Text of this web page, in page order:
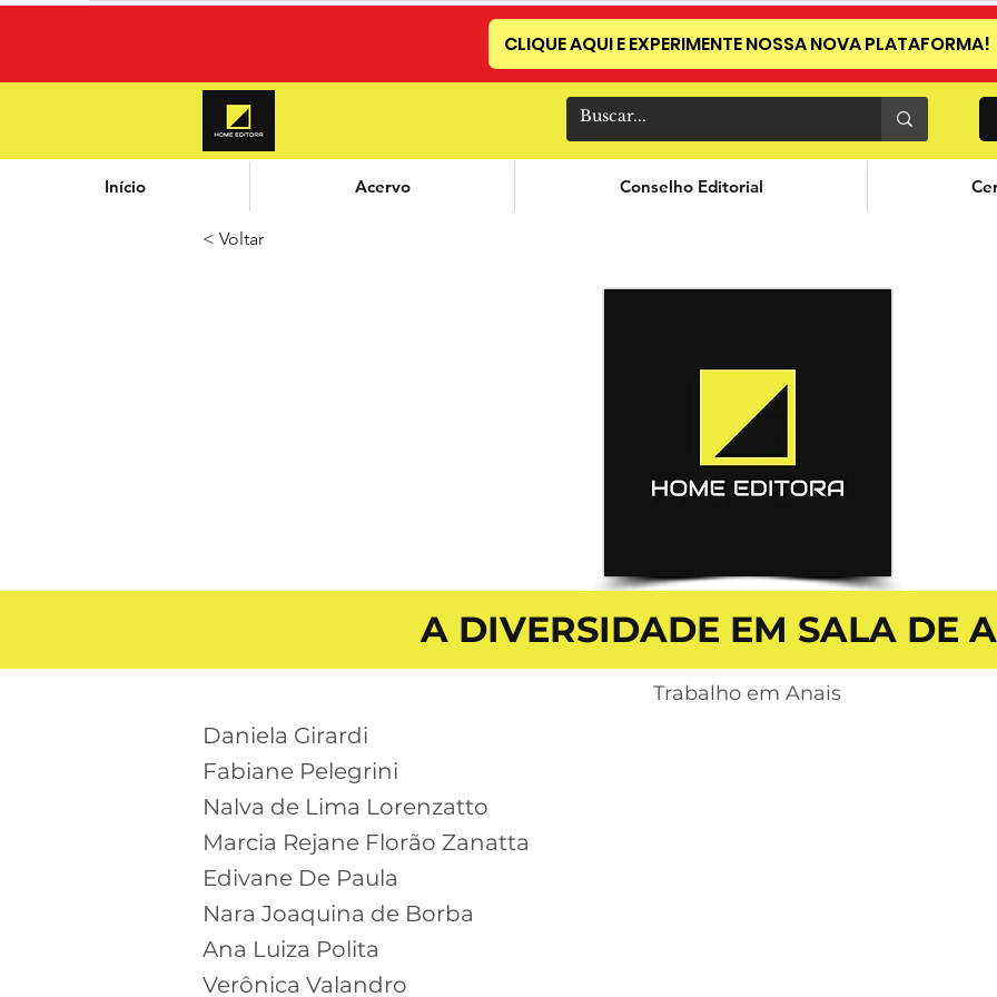
CLIQUE AQUI E EXPERIMENTE NOSSA NOVA PLATAFORMA!
Início Acervo Conselho Editorial
< Voltar
A DIVERSIDADE EM SALA DE
Trabalho em Anais
Daniela Girardi
Fabiane Pelegrini
Nalva de Lima Lorenzatto
Marcia Rejane Florão Zanatta
Edivane De Paula
Nara Joaquina de Borba
Ana Luiza Polita
Verônica Valandro